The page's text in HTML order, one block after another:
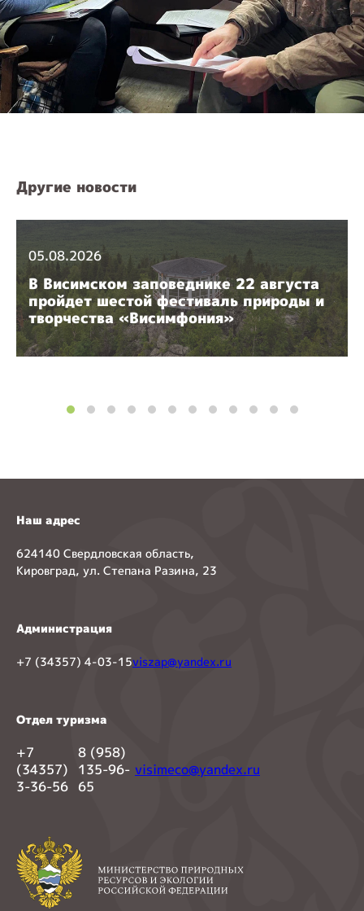
Другие новости
05.08.2026
В Висимском заповеднике 22 августа
пройдет шестой фестиваль природы и
творчества «Висимфония»
Наш адрес
624140 Свердловская область,
Кировград, ул. Степана Разина, 23
Администрация
+7 (34357) 4-03-15viszap@yandex.ru
Отдел туризма
+7
(34357)
3-36-56
8 (958)
135-96-
65
visimeco@yandex.ru